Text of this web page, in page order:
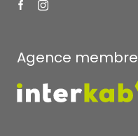
Agence membre